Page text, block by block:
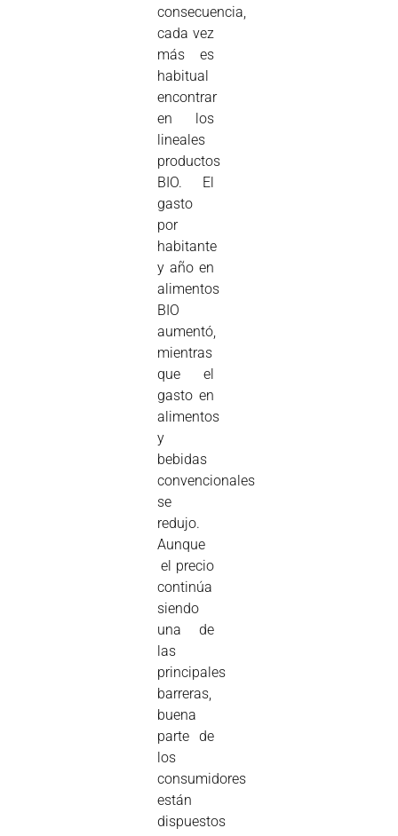
consecuencia,
cada vez
más es
habitual
encontrar
en los
lineales
productos
BIO. El
gasto
por
habitante
y año en
alimentos
BIO
aumentó,
mientras
que el
gasto en
alimentos
y
bebidas
convencionales
se
redujo.
Aunque
el precio
continúa
siendo
una de
las
principales
barreras,
buena
parte de
los
consumidores
están
dispuestos